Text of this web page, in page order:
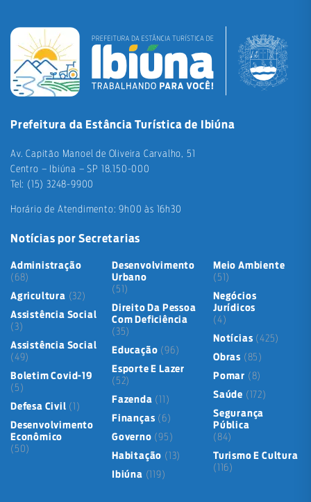
Prefeitura da Estância Turística de Ibiúna
Av. Capitão Manoel de Oliveira Carvalho, 51
Centro – Ibiúna – SP 18.150-000
Tel: (15) 3248-9900
Horário de Atendimento: 9h00 às 16h30
Notícias por Secretarias
Administração
(68)
Agricultura (32)
Assistência Social
(3)
Assistência Social
(49)
Boletim Covid-19
(5)
Defesa Civil (1)
Desenvolvimento
Econômico
(50)
Desenvolvimento
Urbano
(51)
Direito Da Pessoa
Com Deficiência
(35)
Educação (96)
Esporte E Lazer
(52)
Fazenda (11)
Finanças (6)
Governo (95)
Habitação (13)
Ibiúna (119)
Meio Ambiente
(51)
Negócios
Jurídicos
(4)
Notícias (425)
Obras (85)
Pomar (8)
Saúde (172)
Segurança
Pública
(84)
Turismo E Cultura
(116)